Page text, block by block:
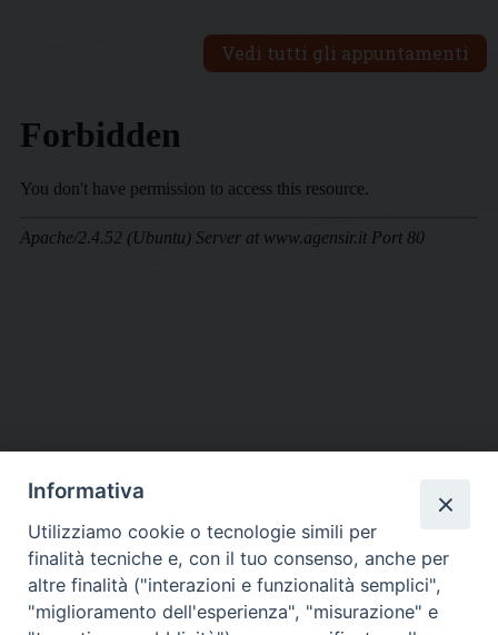
Vedi tutti gli appuntamenti
DIOCESI SUBURBICARIA DI ALBANO
Contatti:Tel.: 06.93268401 - Fax.: 06.9323844
E-mail:curia@diocesidialbano.it
Orari: dal Lunedì al Venerdì Ore: 9:00 - 13:00
Informativa
Utilizziamo cookie o tecnologie simili per
finalità tecniche e, con il tuo consenso, anche per
altre finalità ("interazioni e funzionalità semplici",
"miglioramento dell'esperienza", "misurazione" e